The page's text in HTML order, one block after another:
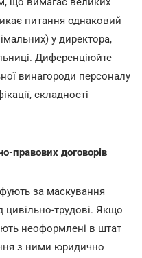
питання однаковий
у директора,
Диференціюйте
винагороди персоналу
складності
правових договорів
за маскування
цивільно-трудові. Якщо
неоформлені в штат
з ними юридично